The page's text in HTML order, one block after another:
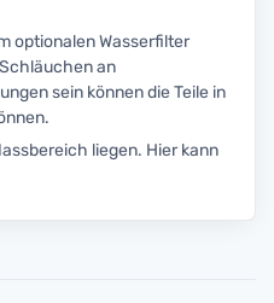
optionalen Wasserfilter
an
sein können die Teile in
liegen. Hier kann